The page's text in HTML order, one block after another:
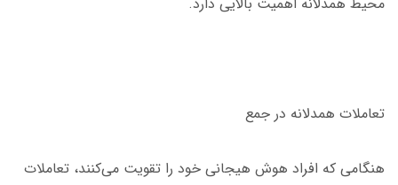
تعاملات همدلانه در جمع
هنگامی که افراد هوش هیجانی خود را تقویت می‌کنند، تعاملات